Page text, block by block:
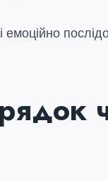
емоційно